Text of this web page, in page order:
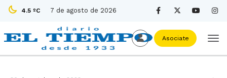
4.5 ºC 7 de agosto de 2026
Asociate